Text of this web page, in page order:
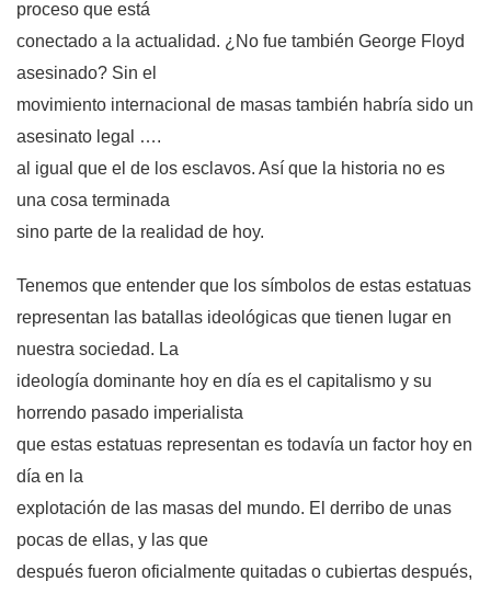
proceso que está
conectado a la actualidad. ¿No fue también George Floyd
asesinado? Sin el
movimiento internacional de masas también habría sido un
asesinato legal ….
al igual que el de los esclavos. Así que la historia no es
una cosa terminada
sino parte de la realidad de hoy.
Tenemos que entender que los símbolos de estas estatuas
representan las batallas ideológicas que tienen lugar en
nuestra sociedad. La
ideología dominante hoy en día es el capitalismo y su
horrendo pasado imperialista
que estas estatuas representan es todavía un factor hoy en
día en la
explotación de las masas del mundo. El derribo de unas
pocas de ellas, y las que
después fueron oficialmente quitadas o cubiertas después,